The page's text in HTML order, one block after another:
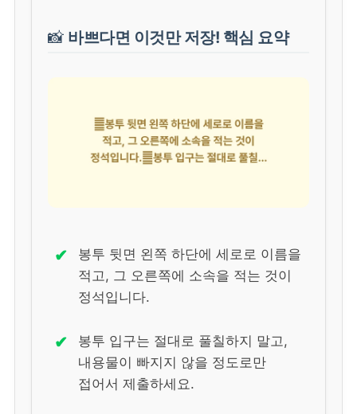
📸 바쁘다면 이것만 저장! 핵심 요약
✔
봉투 뒷면 왼쪽 하단에 세로로 이름을
적고, 그 오른쪽에 소속을 적는 것이
정석입니다.
✔
봉투 입구는 절대로 풀칠하지 말고,
내용물이 빠지지 않을 정도로만
접어서 제출하세요.